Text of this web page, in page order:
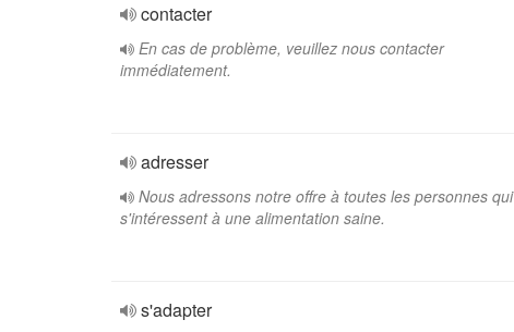
contacter
En cas de problème, veuillez nous contacter
immédiatement.
adresser
Nous adressons notre offre à toutes les personnes qui
s'intéressent à une alimentation saine.
s'adapter